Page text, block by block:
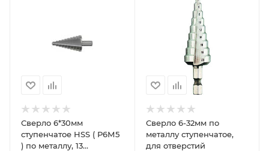
Сверло 6*30мм
ступенчатое HSS ( Р6М5
) по металлу, 13
Сверло 6-32мм по
металлу ступенчатое,
для отверстий